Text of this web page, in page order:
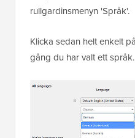
rullgardinsmenyn 'Språk'.
Klicka sedan helt enkelt
gång du har valt ett språk.